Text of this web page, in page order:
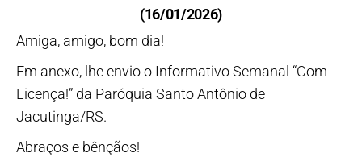
(16/01/2026)
Amiga, amigo, bom dia!
Em anexo, lhe envio o Informativo Semanal “Com
Licença!” da Paróquia Santo Antônio de
Jacutinga/RS.
Abraços e bênçãos!